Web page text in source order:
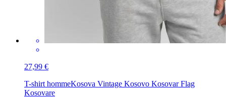
27,99 €
T-shirt hommeKosova Vintage Kosovo Kosovar Flag
Kosovare